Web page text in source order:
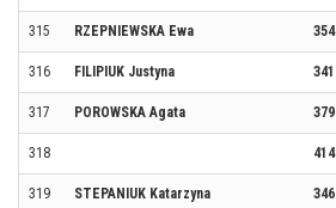
315 RZEPNIEWSKA Ewa 354
316 FILIPIUK Justyna 341
317 POROWSKA Agata 379
318 414
319 STEPANIUK Katarzyna 346